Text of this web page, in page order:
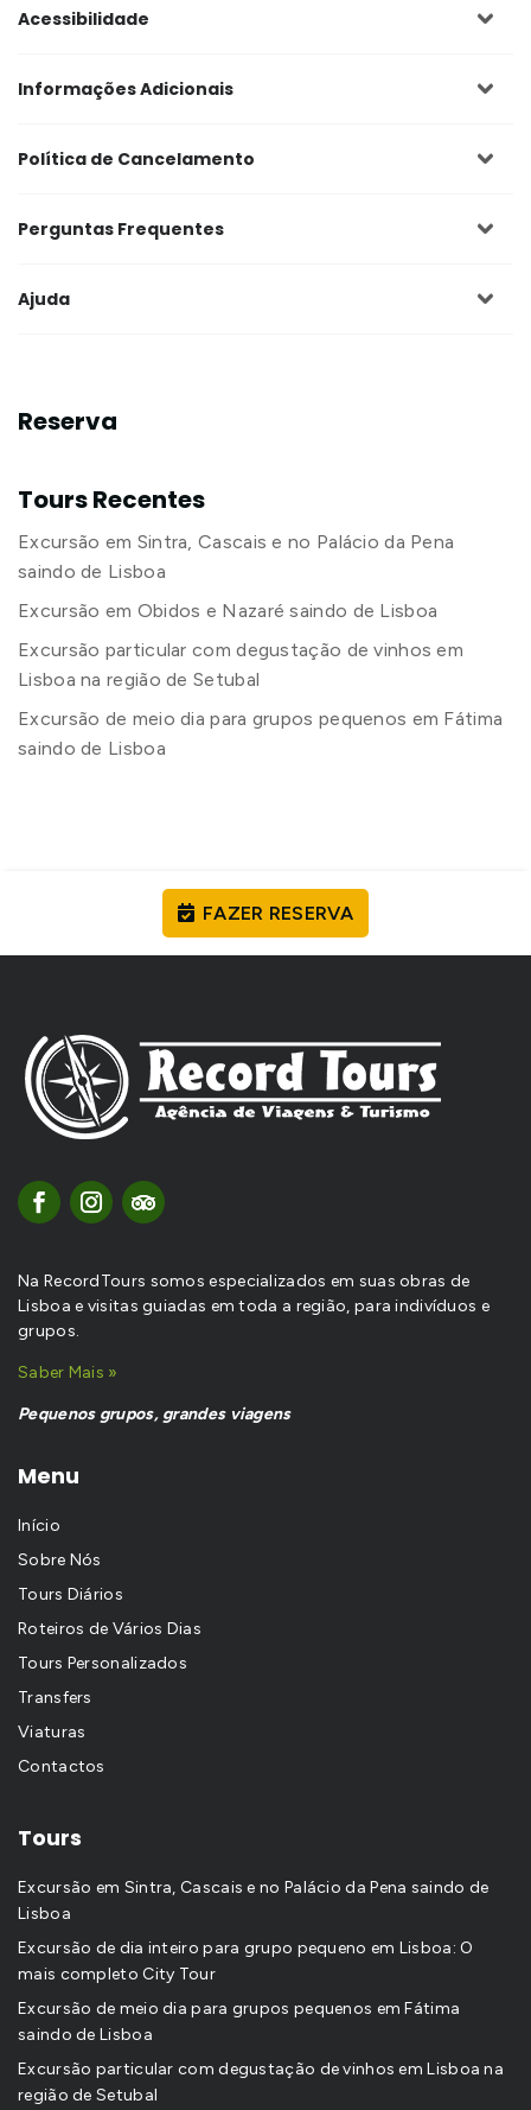
Acessibilidade
Informações Adicionais
Política de Cancelamento
Perguntas Frequentes
Ajuda
Reserva
Tours Recentes
Excursão em Sintra, Cascais e no Palácio da Pena
saindo de Lisboa
Excursão em Obidos e Nazaré saindo de Lisboa
Excursão particular com degustação de vinhos em
Lisboa na região de Setubal
Excursão de meio dia para grupos pequenos em Fátima
saindo de Lisboa
FAZER RESERVA
Na RecordTours somos especializados em suas obras de
Lisboa e visitas guiadas em toda a região, para indivíduos e
grupos.
Saber Mais »
Pequenos grupos, grandes viagens
Menu
Início
Sobre Nós
Tours Diários
Roteiros de Vários Dias
Tours Personalizados
Transfers
Viaturas
Contactos
Tours
Excursão em Sintra, Cascais e no Palácio da Pena saindo de
Lisboa
Excursão de dia inteiro para grupo pequeno em Lisboa: O
mais completo City Tour
Excursão de meio dia para grupos pequenos em Fátima
saindo de Lisboa
Excursão particular com degustação de vinhos em Lisboa na
região de Setubal